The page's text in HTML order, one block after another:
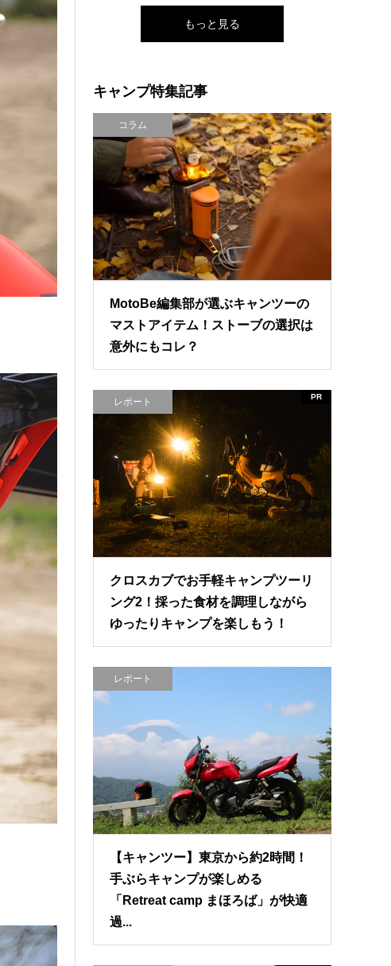
もっと見る
キャンプ特集記事
コラム
MotoBe編集部が選ぶキャンツーの
マストアイテム！ストーブの選択は
意外にもコレ？
レポート PR
クロスカブでお手軽キャンプツーリ
ング2！採った食材を調理しながら
ゆったりキャンプを楽しもう！
レポート
【キャンツー】東京から約2時間！
手ぶらキャンプが楽しめる
「Retreat camp まほろば」が快適
過...